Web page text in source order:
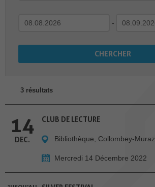
-
3 résultats
14
DEC.
CLUB DE LECTURE
Bibliothèque, Collombey-Muraz
Mercredi 14 Décembre 2022